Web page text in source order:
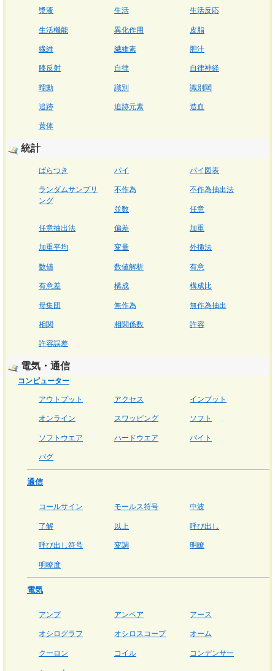
漿液 生活 生活反応
生活機能 異化作用 皮脂
繊維 繊維素 胆汁
膝反射 自律 自律神経
蠕動 識別 識別閾
追跡 追跡元素 造血
黄体
統計
ばらつき パイ パイ図表
ランダムサンプリ
ング
不作為 不作為抽出法
並数 任意
任意抽出法 偏差 加重
加重平均 変量 外挿法
数値 数値解析 有意
有意差 構成 構成比
母集団 無作為 無作為抽出
相関 相関係数 許容
許容誤差
電気・通信
コンピューター
アウトプット アクセス インプット
オンライン スワッピング ソフト
ソフトウエア ハードウエア バイト
バグ
通信
コールサイン モールス符号 中波
了解 以上 呼び出し
呼び出し符号 変調 明瞭
明瞭度
電気
アンプ アンペア アース
オシログラフ オシロスコープ オーム
クーロン コイル コンデンサー